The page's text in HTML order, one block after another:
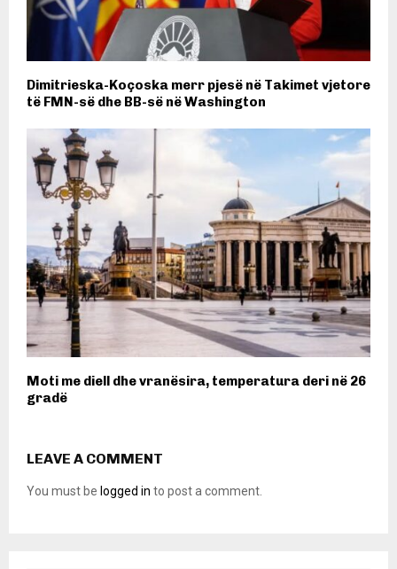
Dimitrieska-Koçoska merr pjesë në Takimet vjetore
të FMN-së dhe BB-së në Washington
Moti me diell dhe vranësira, temperatura deri në 26
gradë
LEAVE A COMMENT
You must be logged in to post a comment.